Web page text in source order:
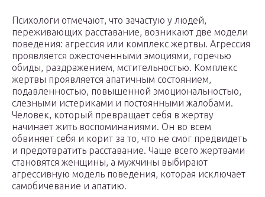
Психологи отмечают, что зачастую у людей,
переживающих расставание, возникают две модели
поведения: агрессия или комплекс жертвы. Агрессия
проявляется ожесточенными эмоциями, горечью
обиды, раздражением, мстительностью. Комплекс
жертвы проявляется апатичным состоянием,
подавленностью, повышенной эмоциональностью,
слезными истериками и постоянными жалобами.
Человек, который превращает себя в жертву
начинает жить воспоминаниями. Он во всем
обвиняет себя и корит за то, что не смог предвидеть
и предотвратить расставание. Чаще всего жертвами
становятся женщины, а мужчины выбирают
агрессивную модель поведения, которая исключает
самобичевание и апатию.